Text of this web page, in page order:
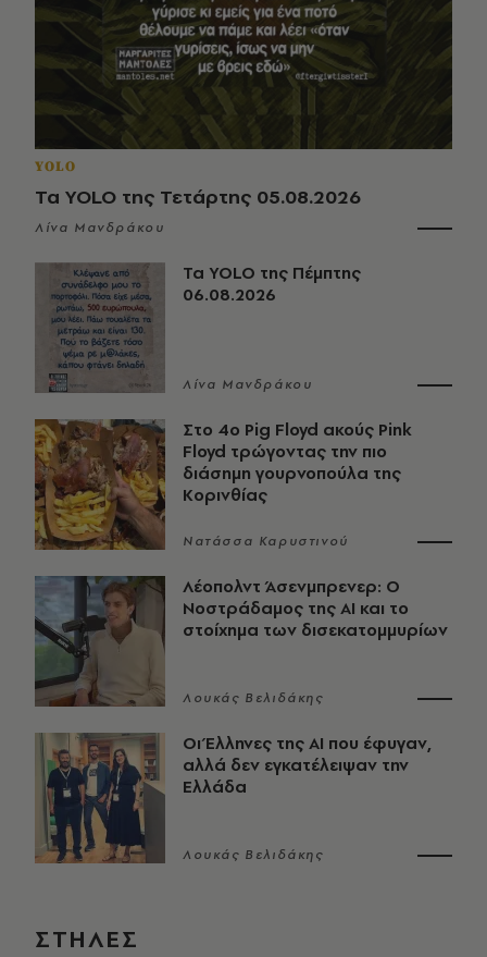
YOLO
Τα YOLO της Τετάρτης 05.08.2026
Λίνα Μανδράκου
Τα YOLO της Πέμπτης
06.08.2026
Λίνα Μανδράκου
Στο 4ο Pig Floyd ακούς Pink
Floyd τρώγοντας την πιο
διάσημη γουρνοπούλα της
Κορινθίας
Νατάσσα Καρυστινού
Λέοπολντ Άσενμπρενερ: Ο
Νοστράδαμος της AI και το
στοίχημα των δισεκατομμυρίων
Λουκάς Βελιδάκης
Οι Έλληνες της ΑΙ που έφυγαν,
αλλά δεν εγκατέλειψαν την
Ελλάδα
Λουκάς Βελιδάκης
ΣΤΗΛΕΣ